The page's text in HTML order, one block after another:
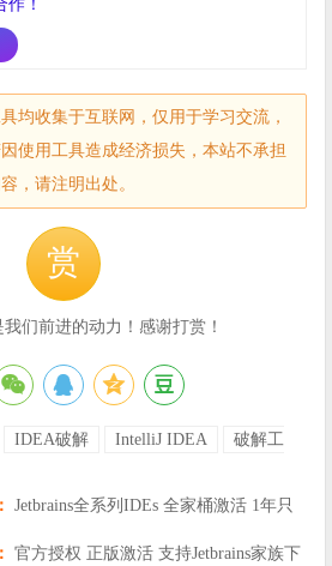
作 ！
均收集于互联网，仅用于学习交流，
使用工具造成经济损失，本站不承担
，请注明出处。
赏
们前进的动力！感谢打赏！
IDEA破解 IntelliJ IDEA
破解工
Jetbrains全系列IDEs 全家桶激活 1年只
官方授权 正版激活 支持Jetbrains家族下